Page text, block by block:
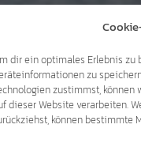
dir ein optimales Erlebnis zu
zu
zustimmst, können
dieser Website verarbeiten.
können bestimmte
REGELN